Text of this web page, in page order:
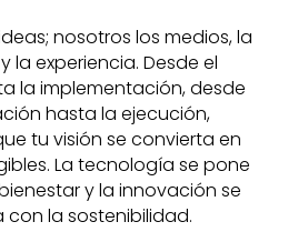
nosotros los medios, la
la experiencia. Desde el
la implementación, desde
hasta la ejecución,
tu visión se convierta en
La tecnología se pone
y la innovación se
con la sostenibilidad.